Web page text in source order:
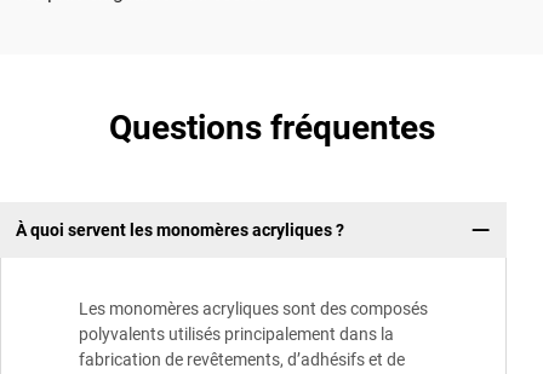
Questions fréquentes
À quoi servent les monomères acryliques ?
Les monomères acryliques sont des composés
polyvalents utilisés principalement dans la
fabrication de revêtements, d’adhésifs et de